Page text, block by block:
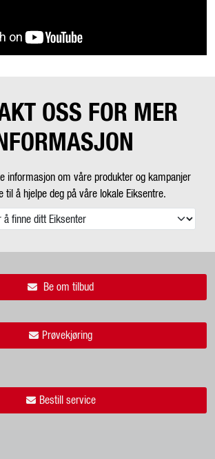
OSS FOR MER
informasjon om våre produkter og kampanjer
til å hjelpe deg på våre lokale Eiksentre.
Prøvekjøring
Bestill service
Be om tilbud